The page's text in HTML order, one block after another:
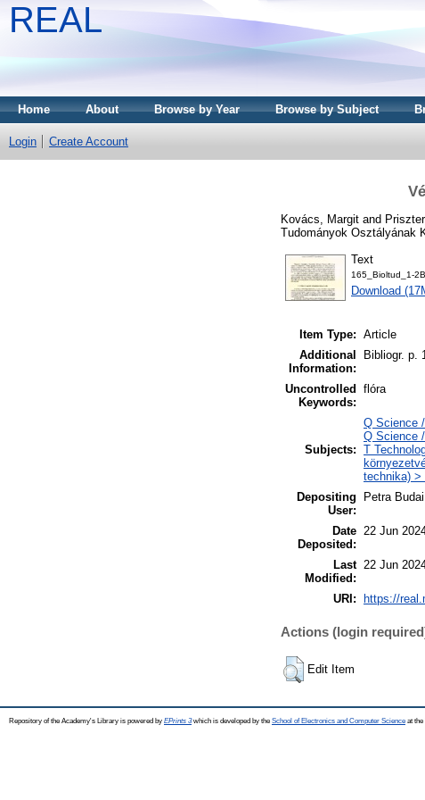
REAL
Home About Browse by Year Browse by Subject
Login Create Account
Kovács, Margit and
Tudományok Osztályának
Text
165_Bioltud_1-
Download
Item Type: Article
Additional
Information:
Bibliogr. p.
Uncontrolled
Keywords:
flóra
Subjects:
Q Science
Q Science
T
technika) >
Depositing
User:
Petra Budai
Date
Deposited:
22 Jun
Last
Modified:
22 Jun
URI: https://
Actions (login
Edit Item
Repository of the Academy's Library is powered by EPrints 3which is developed by the School of Electronics and Computer Science at the